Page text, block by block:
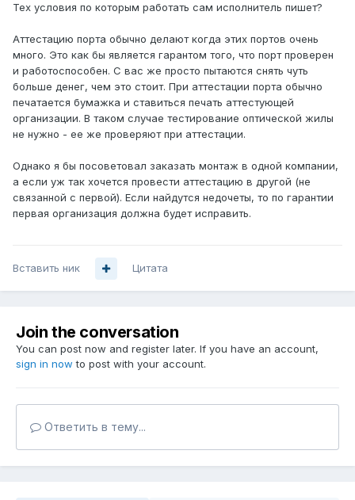
Тех условия по которым работать сам исполнитель пишет?
Аттестацию порта обычно делают когда этих портов очень
много. Это как бы является гарантом того, что порт проверен
и работоспособен. С вас же просто пытаются снять чуть
больше денег, чем это стоит. При аттестации порта обычно
печатается бумажка и ставиться печать аттестующей
организации. В таком случае тестирование оптической жилы
не нужно - ее же проверяют при аттестации.
Однако я бы посоветовал заказать монтаж в одной компании,
а если уж так хочется провести аттестацию в другой (не
связанной с первой). Если найдутся недочеты, то по гарантии
первая организация должна будет исправить.
Вставить ник Цитата
Join the conversation
You can post now and register later. If you have an account,
sign in now to post with your account.
Ответить в тему...